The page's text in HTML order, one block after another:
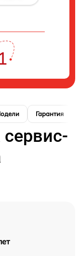
Гарантия